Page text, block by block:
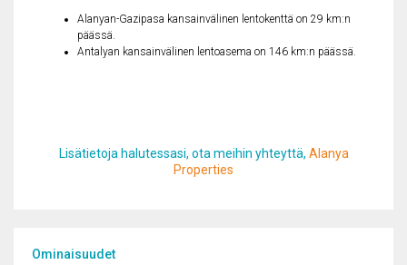
Alanyan-Gazipasa kansainvälinen lentokenttä on 29 km:n
päässä.
Antalyan kansainvälinen lentoasema on 146 km:n päässä.
Lisätietoja halutessasi, ota meihin yhteyttä, Alanya
Properties
Ominaisuudet